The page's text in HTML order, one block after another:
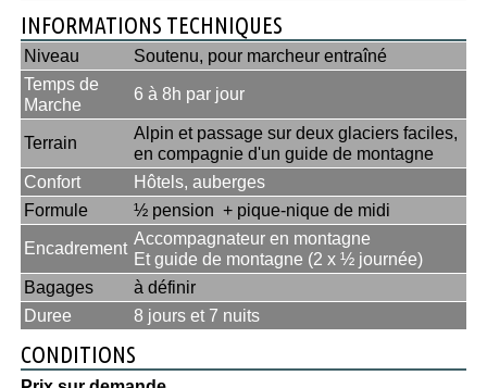
INFORMATIONS TECHNIQUES
Niveau
Soutenu, pour marcheur entraîné
Temps de
Marche
6 à 8h par jour
Terrain
Alpin et passage sur deux glaciers faciles,
en compagnie d'un guide de montagne
Confort
Hôtels, auberges
Formule
½ pension + pique-nique de midi
Encadrement Accompagnateur en montagne
Et guide de montagne (2 x ½ journée)
Bagages
à définir
Duree
8 jours et 7 nuits
CONDITIONS